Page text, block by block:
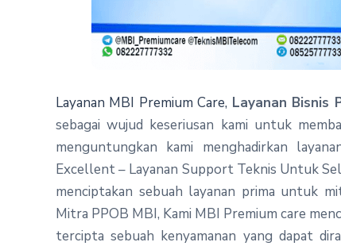
Layanan MBI Premium Care, Layanan Bisnis
sebagai wujud keseriusan kami untuk
menguntungkan kami menghadirkan
Excellent – Layanan Support Teknis Untuk
menciptakan sebuah layanan prima untuk
Mitra PPOB MBI, Kami MBI Premium care
tercipta sebuah kenyamanan yang dapat